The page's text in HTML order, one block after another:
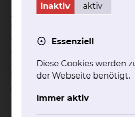
Zukünftige Praxisanleiter/
notwendige Grundlagen und
Auszubildende individuell in
Ausbildung entsprechend
zu begleiten. Dabei steht die
koordinierte Begleitung des
Ausbildungsprozesses im
inaktiv aktiv
Essenziell
Diese Cookies werden
der Webseite benötigt.
Immer aktiv